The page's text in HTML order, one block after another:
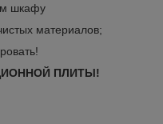
шкафу
материалов;
ПЛИТЫ!